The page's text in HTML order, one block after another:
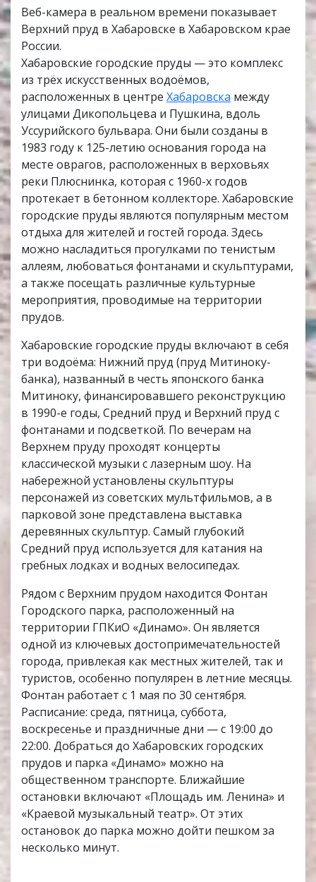
Веб-камера в реальном времени показывает
Верхний пруд в Хабаровске в Хабаровском крае
России.
Хабаровские городские пруды — это комплекс
из трёх искусственных водоёмов,
расположенных в центре Хабаровска между
улицами Дикопольцева и Пушкина, вдоль
Уссурийского бульвара. Они были созданы в
1983 году к 125-летию основания города на
месте оврагов, расположенных в верховьях
реки Плюснинка, которая с 1960-х годов
протекает в бетонном коллекторе. Хабаровские
городские пруды являются популярным местом
отдыха для жителей и гостей города. Здесь
можно насладиться прогулками по тенистым
аллеям, любоваться фонтанами и скульптурами,
а также посещать различные культурные
мероприятия, проводимые на территории
прудов.
Хабаровские городские пруды включают в себя
три водоёма: Нижний пруд (пруд Митиноку-
банка), названный в честь японского банка
Митиноку, финансировавшего реконструкцию
в 1990-е годы, Средний пруд и Верхний пруд с
фонтанами и подсветкой. По вечерам на
Верхнем пруду проходят концерты
классической музыки с лазерным шоу. На
набережной установлены скульптуры
персонажей из советских мультфильмов, а в
парковой зоне представлена выставка
деревянных скульптур. Самый глубокий
Средний пруд используется для катания на
гребных лодках и водных велосипедах.
Рядом с Верхним прудом находится Фонтан
Городского парка, расположенный на
территории ГПКиО «Динамо». Он является
одной из ключевых достопримечательностей
города, привлекая как местных жителей, так и
туристов, особенно популярен в летние месяцы.
Фонтан работает с 1 мая по 30 сентября.
Расписание: среда, пятница, суббота,
воскресенье и праздничные дни — с 19:00 до
22:00. Добраться до Хабаровских городских
прудов и парка «Динамо» можно на
общественном транспорте. Ближайшие
остановки включают «Площадь им. Ленина» и
«Краевой музыкальный театр». От этих
остановок до парка можно дойти пешком за
несколько минут.